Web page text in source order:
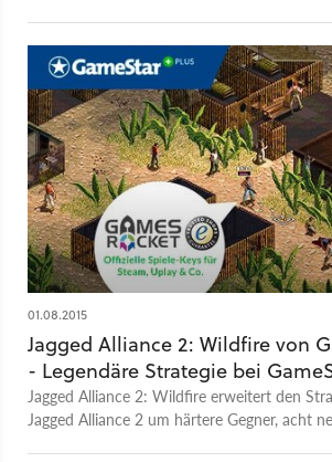
01.08.2015
Jagged Alliance 2: Wildfire von
- Legendäre Strategie bei
Jagged Alliance 2: Wildfire erweitert den
Jagged Alliance 2 um härtere Gegner, acht